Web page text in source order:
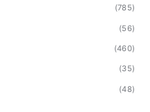
(785)
(56)
(460)
(35)
(48)